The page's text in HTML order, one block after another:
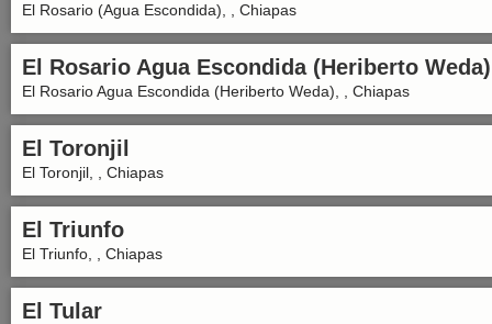
El Rosario (Agua Escondida), , Chiapas
El Rosario Agua Escondida (Heriberto Weda)
El Rosario Agua Escondida (Heriberto Weda), , Chiapas
El Toronjil
El Toronjil, , Chiapas
El Triunfo
El Triunfo, , Chiapas
El Tular